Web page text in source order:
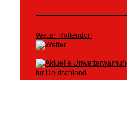
Wetter Rottendorf